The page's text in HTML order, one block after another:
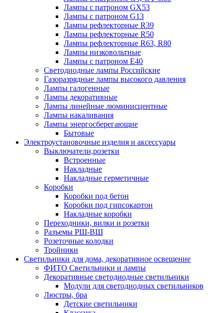
Лампы с патроном GX53
Лампы с патроном G13
Лампы рефлекторные R39
Лампы рефлекторные R50
Лампы рефлекторные R63, R80
Лампы низковольтные
Лампы с патроном Е40
Светодиодные лампы Российские
Газоразрядные лампы высокого давления
Лампы галогенные
Лампы декоративные
Лампы линейные люминисцентные
Лампы накаливания
Лампы энергосберегающие
Бытовые
Электроустановочные изделия и аксессуары
Выключатели,розетки
Встроенные
Накладные
Накладные герметичные
Коробки
Коробки под бетон
Коробки под гипсокартон
Накладные коробки
Переходники, вилки и розетки
Разъемы РШ-ВШ
Розеточные колодки
Тройники
Светильники для дома, декоративное освещение
ФИТО Светильники и лампы
Декоративные светодиодные светильники
Модули для светодиодных светильников
Люстры, бра
Детские светильники